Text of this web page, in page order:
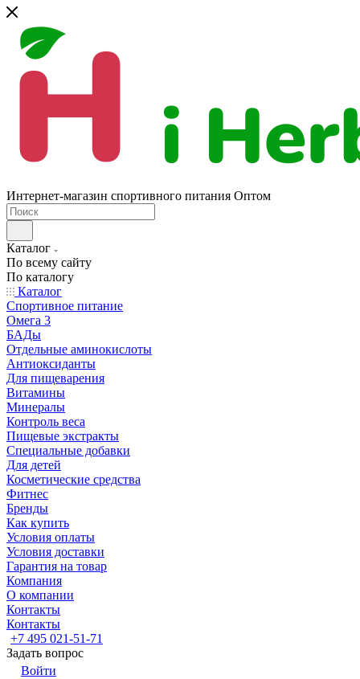
Интернет-магазин спортивного питания Оптом
Каталог
По всему сайту
По каталогу
Каталог
Спортивное питание
Омега 3
БАДы
Отдельные аминокислоты
Антиоксиданты
Для пищеварения
Витамины
Минералы
Контроль веса
Пищевые экстракты
Специальные добавки
Для детей
Косметические средства
Фитнес
Бренды
Как купить
Условия оплаты
Условия доставки
Гарантия на товар
Компания
О компании
Контакты
Контакты
+7 495 021-51-71
Задать вопрос
Войти